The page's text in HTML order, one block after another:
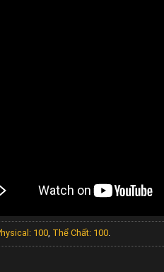
100, Thể Chất: 100.